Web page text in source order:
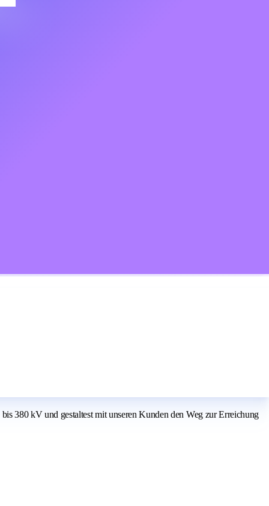
380 kV und gestaltest mit unseren Kunden den Weg zur Erreichung